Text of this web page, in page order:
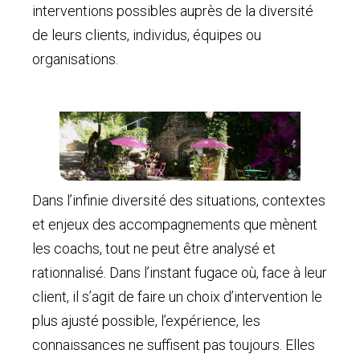
interventions possibles auprès de la diversité
de leurs clients, individus, équipes ou
organisations.
Dans l’infinie diversité des situations, contextes
et enjeux des accompagnements que mènent
les coachs, tout ne peut être analysé et
rationnalisé. Dans l’instant fugace où, face à leur
client, il s’agit de faire un choix d’intervention le
plus ajusté possible, l’expérience, les
connaissances ne suffisent pas toujours. Elles